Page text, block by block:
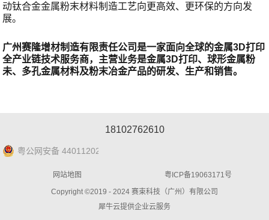
动钛合金金属粉末材料制造工艺向更高效、更环保的方向发
展。
广州赛隆增材制造有限责任公司是一家面向全球的金属3D打印
全产业链技术服务商，主营业务是金属3D打印、球形金属粉
未、多孔金属材料及粉末冶金产品的研发、生产和销售。
18102762610
粤公网安备 44011202001025号
网站地图
粤ICP备19063171号
Copyright ©2019 - 2024 赛束科技（广州）有限公司
犀牛云提供企业云服务